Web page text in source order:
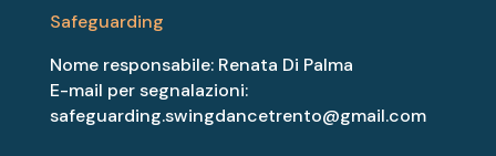
Safeguarding
Nome responsabile: Renata Di Palma
E-mail per segnalazioni:
safeguarding.swingdancetrento@gmail.com